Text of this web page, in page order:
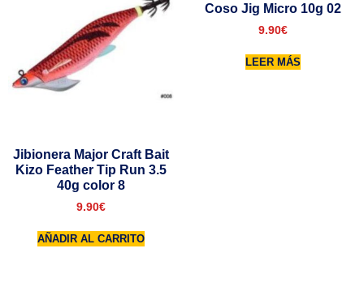
Jibionera Major Craft Bait
Kizo Feather Tip Run 3.5
40g color 8
9.90€
AÑADIR AL CARRITO
Coso Jig Micro 10g 02
9.90€
LEER MÁS